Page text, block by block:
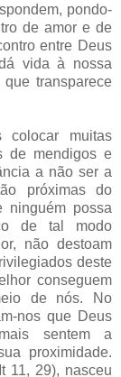
pondo-
de amor e de
entre Deus
vida à nossa
transparece
colocar muitas
de mendigos e
a não ser a
próximas do
ninguém possa
de tal modo
não destoam
deste
conseguem
de nós. No
nos que Deus
sentem a
proximidade.
11, 29), nasceu